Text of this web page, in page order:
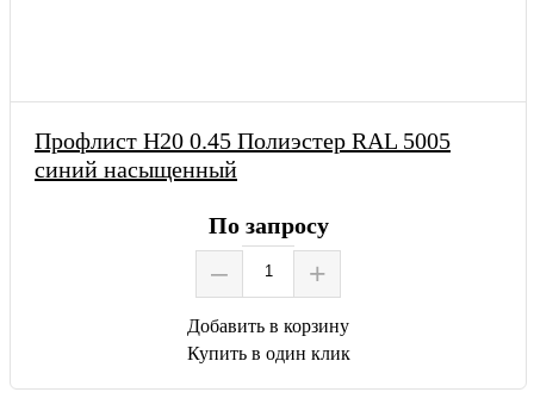
Профлист Н20 0.45 Полиэстер RAL 5005
синий насыщенный
По запросу
– +
Добавить в корзину
Купить в один клик